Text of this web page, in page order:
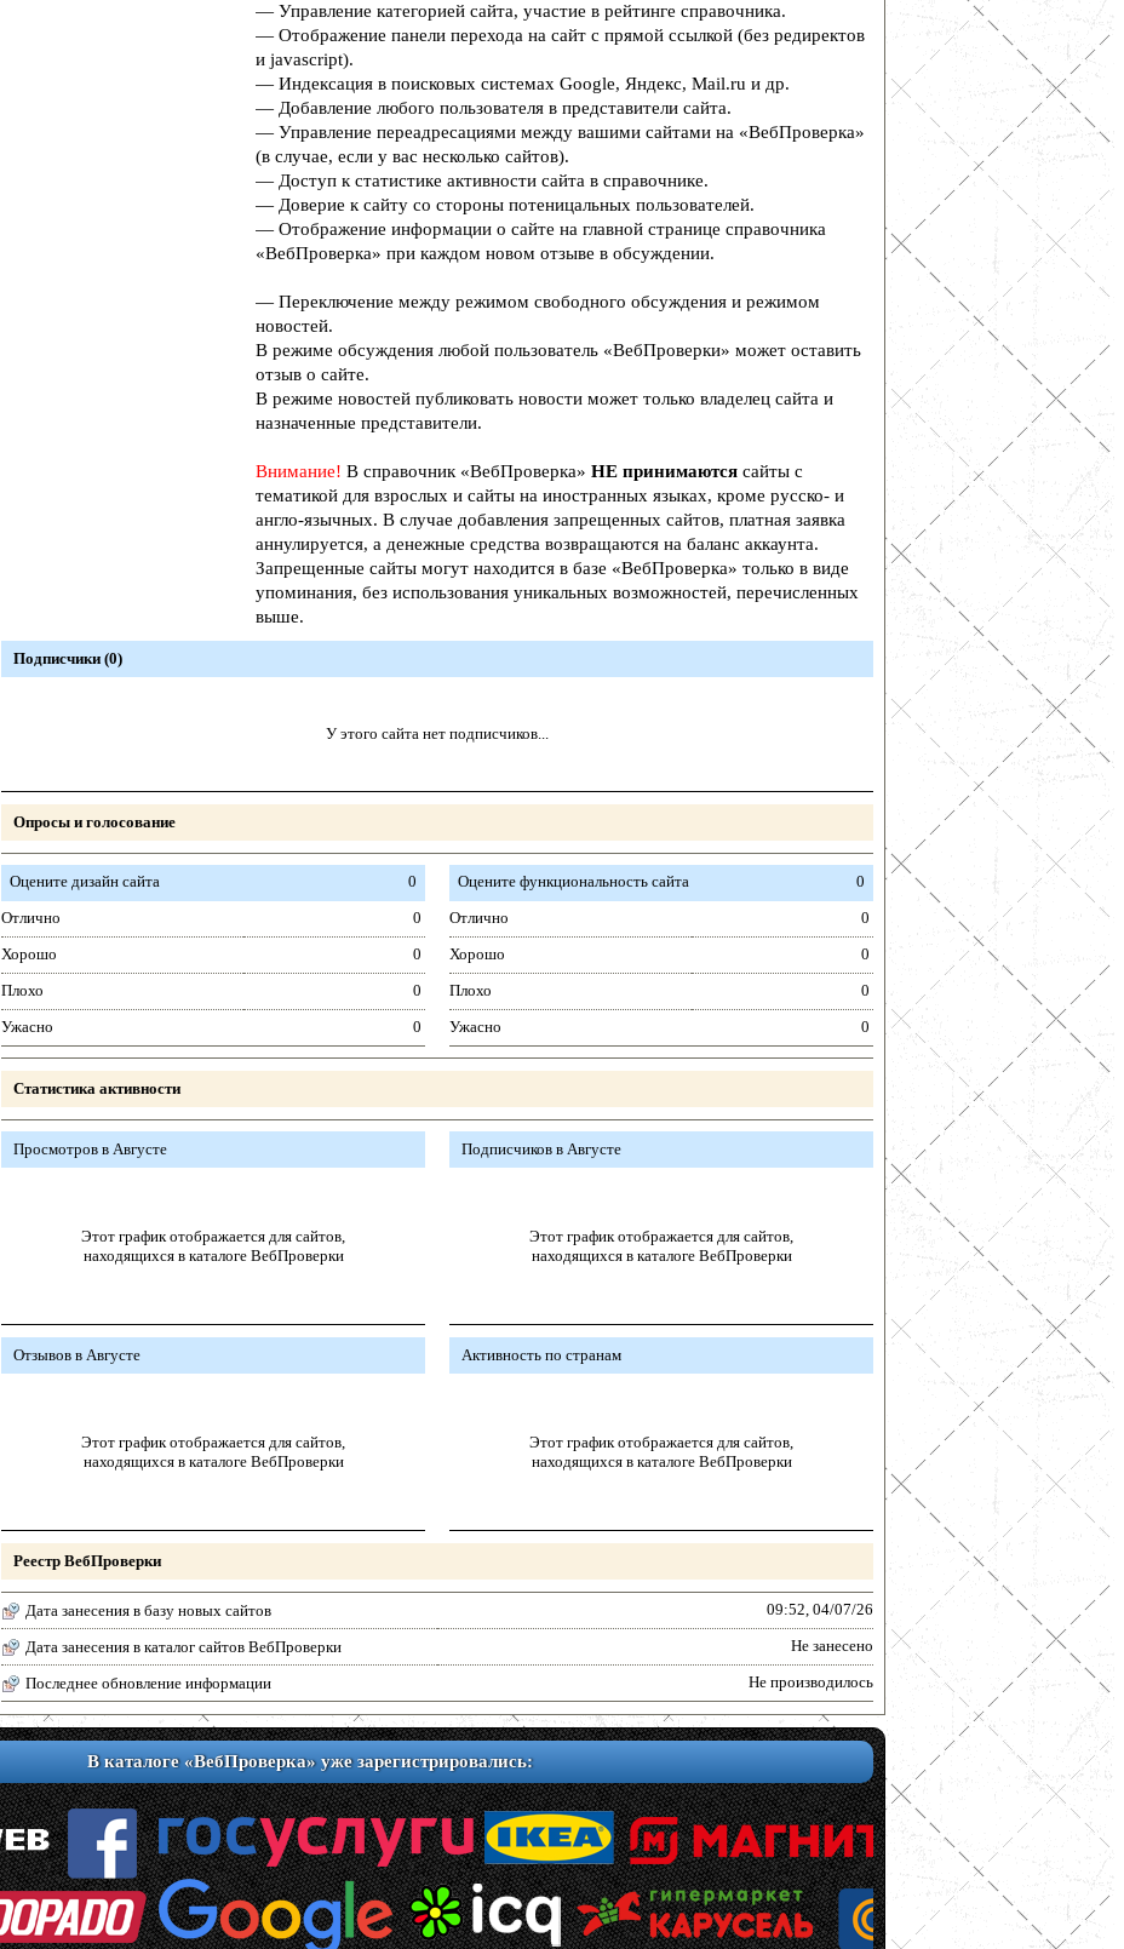
— Управление категорией сайта, участие в рейтинге справочника.
— Отображение панели перехода на сайт с прямой ссылкой (без редиректов
и javascript).
— Индексация в поисковых системах Google, Яндекс, Mail.ru и др.
— Добавление любого пользователя в представители сайта.
— Управление переадресациями между вашими сайтами на «ВебПроверка»
(в случае, если у вас несколько сайтов).
— Доступ к статистике активности сайта в справочнике.
— Доверие к сайту со стороны потеницальных пользователей.
— Отображение информации о сайте на главной странице справочника
«ВебПроверка» при каждом новом отзыве в обсуждении.
— Переключение между режимом свободного обсуждения и режимом
новостей.
В режиме обсуждения любой пользователь «ВебПроверки» может оставить
отзыв о сайте.
В режиме новостей публиковать новости может только владелец сайта и
назначенные представители.
Внимание! В справочник «ВебПроверка» НЕ принимаются сайты с
тематикой для взрослых и сайты на иностранных языках, кроме русско- и
англо-язычных. В случае добавления запрещенных сайтов, платная заявка
аннулируется, а денежные средства возвращаются на баланс аккаунта.
Запрещенные сайты могут находится в базе «ВебПроверка» только в виде
упоминания, без использования уникальных возможностей, перечисленных
выше.
Подписчики (0)
У этого сайта нет подписчиков...
Опросы и голосование
Оцените дизайн сайта
0
Отлично
0
Хорошо
0
Плохо
0
Ужасно
0
Оцените функциональность сайта
0
Отлично
0
Хорошо
0
Плохо
0
Ужасно
0
Статистика активности
Просмотров в Августе
Этот график отображается для сайтов,
находящихся в каталоге ВебПроверки
Подписчиков в Августе
Этот график отображается для сайтов,
находящихся в каталоге ВебПроверки
Отзывов в Августе
Этот график отображается для сайтов,
находящихся в каталоге ВебПроверки
Активность по странам
Этот график отображается для сайтов,
находящихся в каталоге ВебПроверки
Реестр ВебПроверки
Дата занесения в базу новых сайтов 09:52, 04/07/26
Дата занесения в каталог сайтов ВебПроверки Не занесено
Последнее обновление информации Не производилось
В каталоге «ВебПроверка» уже зарегистрировались: